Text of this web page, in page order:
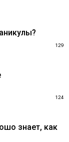
129
124
знает, как